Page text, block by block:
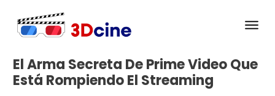
El Arma Secreta De Prime Video Que
Está Rompiendo El Streaming